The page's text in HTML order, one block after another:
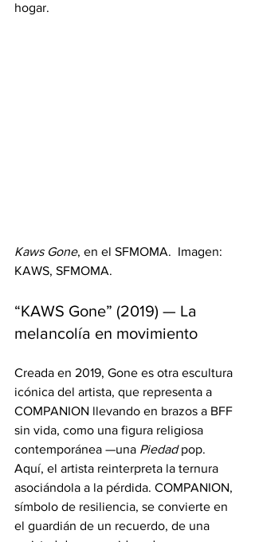
hogar.
Kaws Gone, en el SFMOMA.  Imagen:
KAWS, SFMOMA.
“KAWS Gone” (2019) — La
melancolía en movimiento
Creada en 2019, Gone es otra escultura
icónica del artista, que representa a
COMPANION llevando en brazos a BFF
sin vida, como una figura religiosa
contemporánea —una Piedad pop.
Aquí, el artista reinterpreta la ternura
asociándola a la pérdida. COMPANION,
símbolo de resiliencia, se convierte en
el guardián de un recuerdo, de una